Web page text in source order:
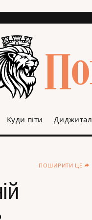
Куди піти Диджитал
ПОШИРИТИ ЦЕ